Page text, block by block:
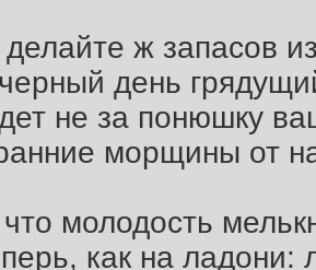
делайте ж запасов
день
не за понюшку
морщины от
молодость
как на ладони: